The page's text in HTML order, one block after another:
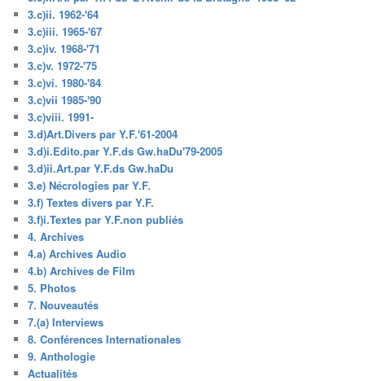
3.c)ii. 1962-'64
3.c)iii. 1965-'67
3.c)iv. 1968-'71
3.c)v. 1972-'75
3.c)vi. 1980-'84
3.c)vii 1985-'90
3.c)viii. 1991-
3.d)Art.Divers par Y.F.'61-2004
3.d)i.Edito.par Y.F.ds Gw.haDu'79-2005
3.d)ii.Art.par Y.F.ds Gw.haDu
3.e) Nécrologies par Y.F.
3.f) Textes divers par Y.F.
3.f)i.Textes par Y.F.non publiés
4. Archives
4.a) Archives Audio
4.b) Archives de Film
5. Photos
7. Nouveautés
7.(a) Interviews
8. Conférences Internationales
9. Anthologie
Actualités